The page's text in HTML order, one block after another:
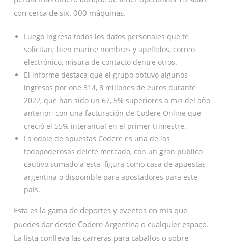
con cerca de six. 000 máquinas.
Luego ingresa todos los datos personales que te
solicitan; bien marine nombres y apellidos, correo
electrónico, misura de contacto dentre otros.
El informe destaca que el grupo obtuvo algunos
ingresos por one 314, 8 millones de euros durante
2022, que han sido un 67, 5% superiores a mis del año
anterior; con una facturación de Codere Online que
creció el 55% interanual en el primer trimestre.
La odaie de apuestas Codere es una de las
todopoderosas delete mercado, con un gran público
cautivo sumado a esta figura como casa de apuestas
argentina o disponible para apostadores para este
país.
Esta es la gama de deportes y eventos en mis que
puedes dar desde Codere Argentina o cualquier espaço.
La lista conlleva las carreras para caballos o sobre